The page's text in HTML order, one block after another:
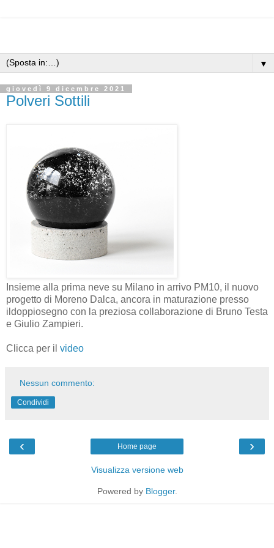
▼
giovedì 9 dicembre 2021
Polveri Sottili
Insieme alla prima neve su Milano in arrivo PM10, il nuovo
progetto di Moreno Dalca, ancora in maturazione presso
ildoppiosegno con la preziosa collaborazione di Bruno Testa
e Giulio Zampieri.
Clicca per il video
Nessun commento:
Condividi
‹ ›
Home page
Visualizza versione web
Powered by Blogger.